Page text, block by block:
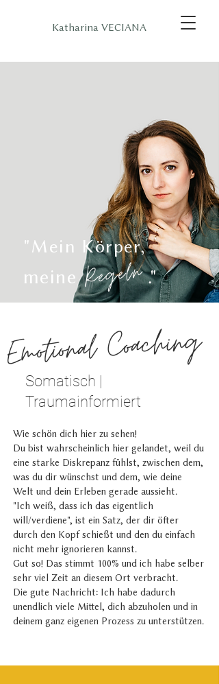
Katharina VECIANA
meine
"Mein Körper,
Regeln."
Emotional Coaching
Somatisch |
Traumainformiert
Wie schön dich hier zu sehen!
Du bist wahrscheinlich hier gelandet, weil du
eine starke Diskrepanz fühlst, zwischen dem,
was du dir wünschst und dem, wie deine
Welt und dein Erleben gerade aussieht.
"Ich weiß, dass ich das eigentlich
will/verdiene", ist ein Satz, der dir öfter
durch den Kopf schießt und den du einfach
nicht mehr ignorieren kannst.
Gut so! Das stimmt 100% und ich habe selber
sehr viel Zeit an diesem Ort verbracht.
Die gute Nachricht: Ich habe dadurch
unendlich viele Mittel, dich abzuholen und in
deinem ganz eigenen Prozess zu unterstützen.